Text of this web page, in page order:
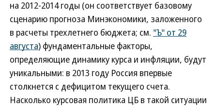
на 2012-2014 годы (он соответствует базовому
сценарию прогноза Минэкономики, заложенного
в расчеты трехлетнего бюджета; см. "Ъ" от 29
августа) фундаментальные факторы,
определяющие динамику курса и инфляции, будут
уникальными: в 2013 году Россия впервые
столкнется с дефицитом текущего счета.
Насколько курсовая политика ЦБ в такой ситуации